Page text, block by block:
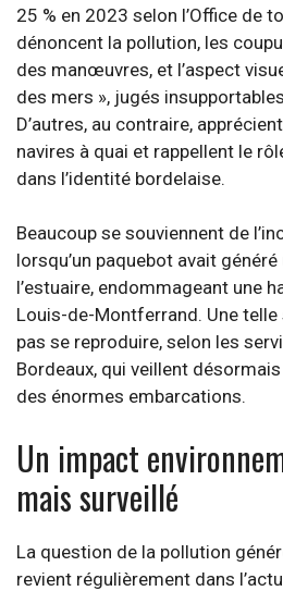
25 % en 2023 selon l’Office de
dénoncent la pollution, les
des manœuvres, et l’aspect
des mers », jugés
D’autres, au contraire,
navires à quai et rappellent le
dans l’identité bordelaise.
Beaucoup se souviennent de
lorsqu’un paquebot avait
l’estuaire, endommageant une
Louis-de-Montferrand. Une
pas se reproduire, selon les
Bordeaux, qui veillent
des énormes embarcations.
Un impact
mais surveillé
La question de la pollution
revient régulièrement dans